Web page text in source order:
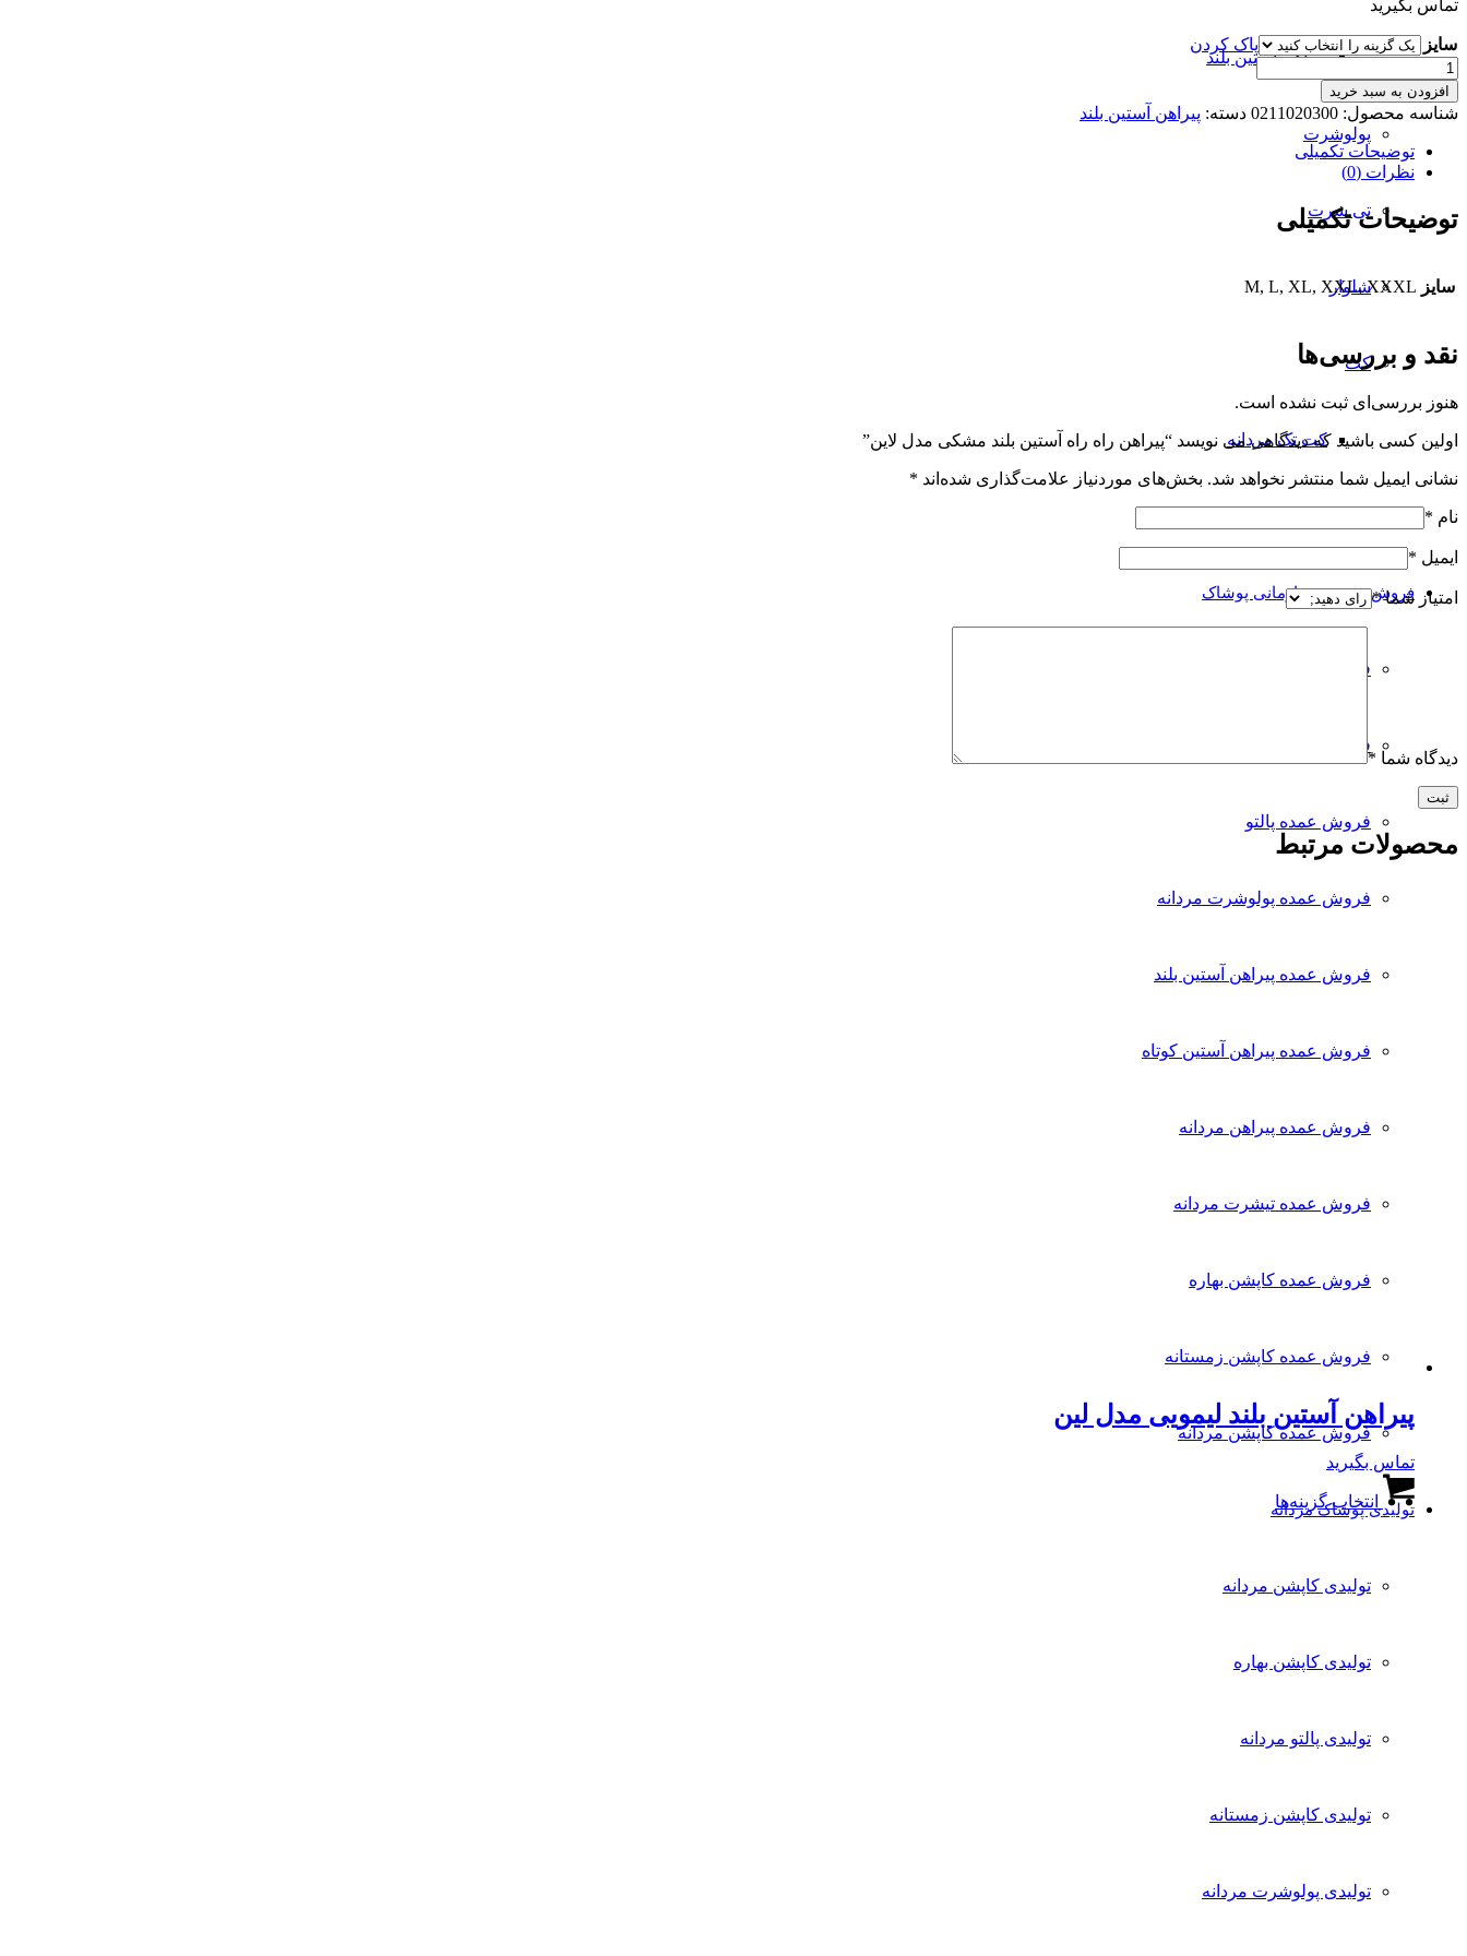
پیراهن آستین بلند
پولوشرت
تی شرت
شلوار
کت
کت تک مردانه
فروش عمده و سازمانی پوشاک
فروش عمده ژیله مردانه
فروش عمده شلوار جین مردانه
فروش عمده پالتو
فروش عمده پولوشرت مردانه
فروش عمده پیراهن آستین بلند
فروش عمده پیراهن آستین کوتاه
فروش عمده پیراهن مردانه
فروش عمده تیشرت مردانه
فروش عمده کاپشن بهاره
فروش عمده کاپشن زمستانه
فروش عمده کاپشن مردانه
تولیدی پوشاک مردانه
تولیدی کاپشن مردانه
تولیدی کاپشن بهاره
تولیدی پالتو مردانه
تولیدی کاپشن زمستانه
تولیدی پولوشرت مردانه
تماس بگیرید
سایز
پاک کردن
پیراهن
راه
راه
مشکی
لاین
عدد
افزودن به سبد خرید
شناسه محصول: 0211020300 دسته: پیراهن آستین بلند
توضیحات تکمیلی
نظرات (0)
توضیحات تکمیلی
سایز M, L, XL, XXL, XXXL
نقد و بررسی‌ها
هنوز بررسی‌ای ثبت نشده است.
اولین کسی باشید که دیدگاهی می نویسد “پیراهن راه راه آستین بلند مشکی مدل لاین”
نشانی ایمیل شما منتشر نخواهد شد. بخش‌های موردنیاز علامت‌گذاری شده‌اند *
نام *
ایمیل *
امتیاز شما*
دیدگاه شما *
محصولات مرتبط
پیراهن آستین بلند لیمویی مدل لین
تماس بگیرید
انتخاب گزینه‌ها
دارای
می
ممکن
صفحه
محصول